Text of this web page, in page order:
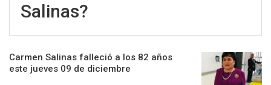
Salinas?
Carmen Salinas falleció a los 82 años
este jueves 09 de diciembre